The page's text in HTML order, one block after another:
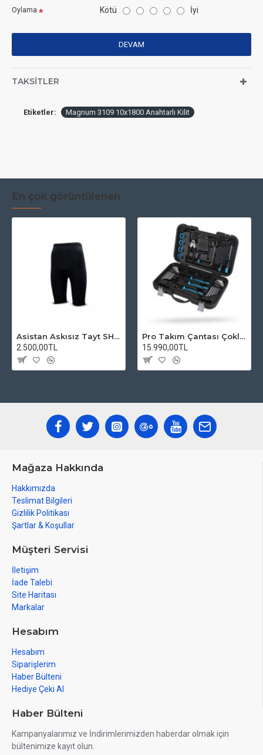
Oylama Kötü İyi
DEVAM
TAKSITLER
Etiketler: Magnum 3109 10x1800 Anahtarlı Kilit
En çok görüntülenen
Asistan Askısız Tayt SH20 Pedli Siyah
2.500,00TL
Pro Takım Çantası Çoklu Tamir Seti
15.990,00TL
Mağaza Hakkında
Hakkımızda
Teslimat Bilgileri
Gizlilik Politikası
Şartlar & Koşullar
Müşteri Servisi
İletişim
İade Talebi
Site Haritası
Markalar
Hesabım
Hesabım
Siparişlerim
Haber Bülteni
Hediye Çeki Al
Haber Bülteni
Kampanyalarımız ve İndirimlerimizden haberdar olmak için
bültenimize kayıt olun.